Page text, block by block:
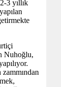
3 yıllık
Nuhoğlu,